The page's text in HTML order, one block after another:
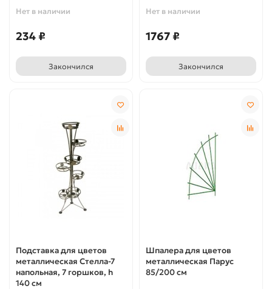
Нет в наличии
234 ₽
Закончился
Нет в наличии
1767 ₽
Закончился
Подставка для цветов
металлическая Стелла-7
напольная, 7 горшков, h
140 см
Шпалера для цветов
металлическая Парус
85/200 см